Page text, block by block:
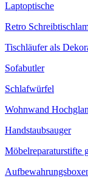
Laptoptische
Retro
Tischläufer als
Sofabutler
Schlafwürfel
Wohnwand
Handstaubsauger
Möbelreparaturstifte